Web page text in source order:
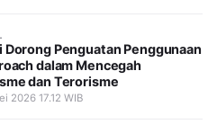
Dorong Penguatan Penggunaan
dalam Mencegah
dan Terorisme
2026 17.12 WIB